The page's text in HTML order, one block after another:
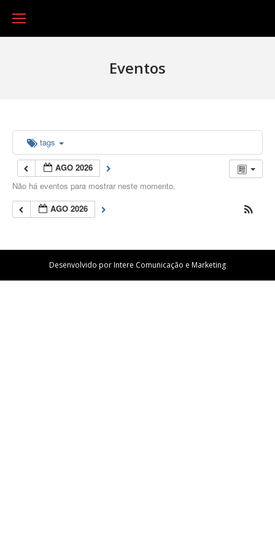
Eventos
tags
AGO 2026
Não há eventos para mostrar neste momento.
AGO 2026
Desenvolvido por Intere Comunicação e Marketing